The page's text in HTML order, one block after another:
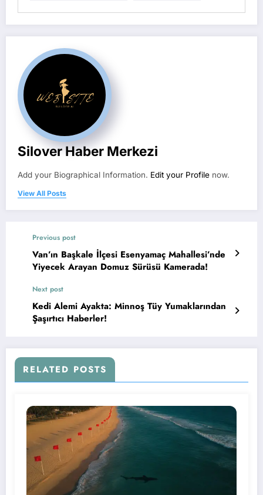
Silover Haber Merkezi
Add your Biographical Information. Edit your Profile now.
View All Posts
Previous post
Van’ın Başkale İlçesi Esenyamaç Mahallesi’nde
Yiyecek Arayan Domuz Sürüsü Kamerada!
Next post
Kedi Alemi Ayakta: Minnoş Tüy Yumaklarından
Şaşırtıcı Haberler!
RELATED POSTS